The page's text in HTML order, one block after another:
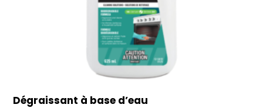
Dégraissant à base d’eau